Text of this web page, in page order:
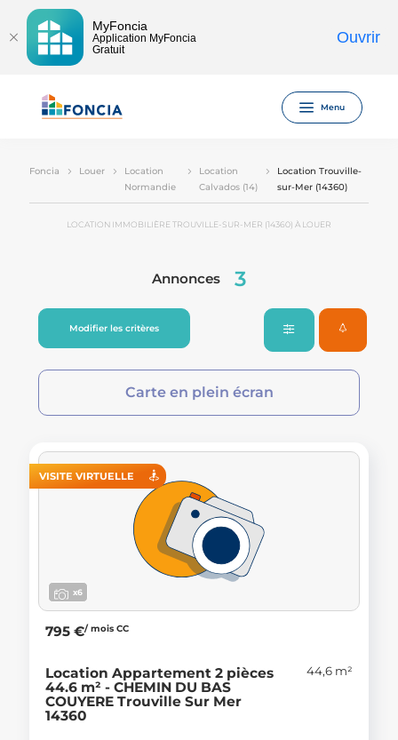
MyFoncia
Application MyFoncia
Gratuit
Ouvrir
Menu
Foncia Louer
Location
Normandie
Location
Calvados (14)
Location Trouville-
sur-Mer (14360)
LOCATION IMMOBILIÈRE TROUVILLE-SUR-MER (14360) À LOUER
Annonces 3
Modifier les critères
Carte en plein écran
VISITE VIRTUELLE
x6
795 €/ mois CC
Location Appartement 2 pièces
44.6 m² - CHEMIN DU BAS
COUYERE Trouville Sur Mer
14360
44,6 m²